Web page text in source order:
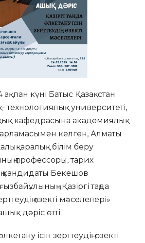
күні Батыс Қазақстан
университеті,
кафедрасына академиялық
келген, Алматы
білім беру
профессоры, тарих
кандидаты Бекешов
«Қазіргі таңда
өзекті мәселелері»
дәріс өтті.
ісін зерттеудің өзекті